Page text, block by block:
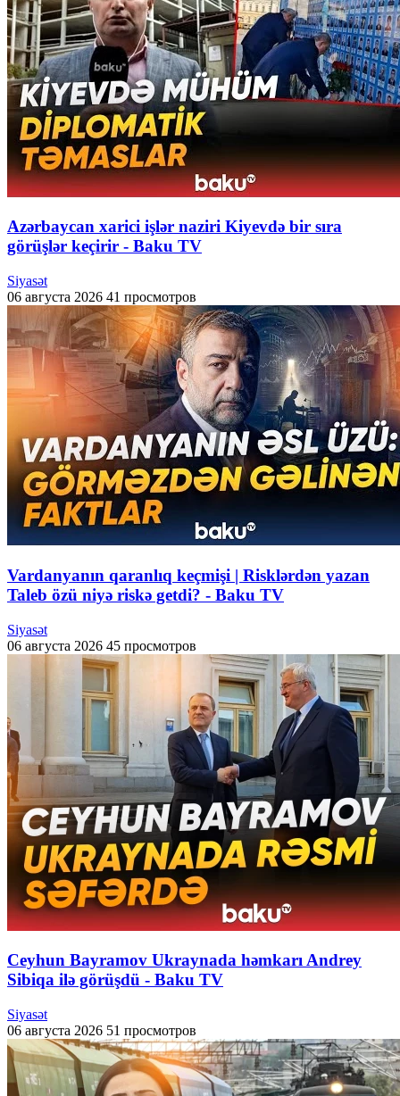
Azərbaycan xarici işlər naziri Kiyevdə bir sıra
görüşlər keçirir - Baku TV
Siyasət
06 августа 2026 41 просмотров
Vardanyanın qaranlıq keçmişi | Risklərdən yazan
Taleb özü niyə riskə getdi? - Baku TV
Siyasət
06 августа 2026 45 просмотров
Ceyhun Bayramov Ukraynada həmkarı Andrey
Sibiqa ilə görüşdü - Baku TV
Siyasət
06 августа 2026 51 просмотров